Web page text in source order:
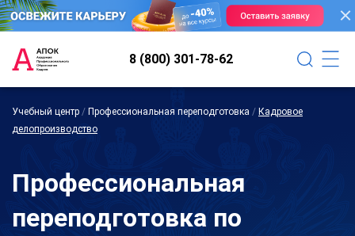
8 (800) 301-78-62
Учебный центр / Профессиональная переподготовка / Кадровое
делопроизводство
Профессиональная
переподготовка по